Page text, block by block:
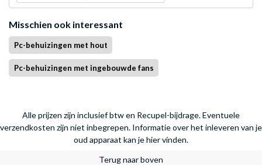
Misschien ook interessant
Pc-behuizingen met hout
Pc-behuizingen met ingebouwde fans
Alle prijzen zijn inclusief btw en Recupel-bijdrage. Eventuele
verzendkosten zijn niet inbegrepen. Informatie over het inleveren van je
oud apparaat kan je hier vinden.
Terug naar boven